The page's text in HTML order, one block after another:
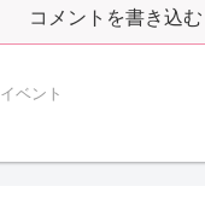
コメントを書き込む
イベント